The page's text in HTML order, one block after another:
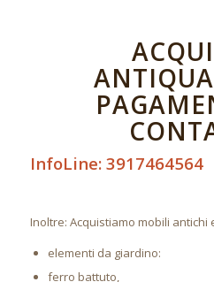
InfoLine: 3917464564
Inoltre: Acquistiamo mobili antichi
elementi da giardino:
ferro battuto,